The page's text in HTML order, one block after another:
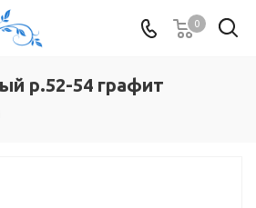
0
р.52-54 графит